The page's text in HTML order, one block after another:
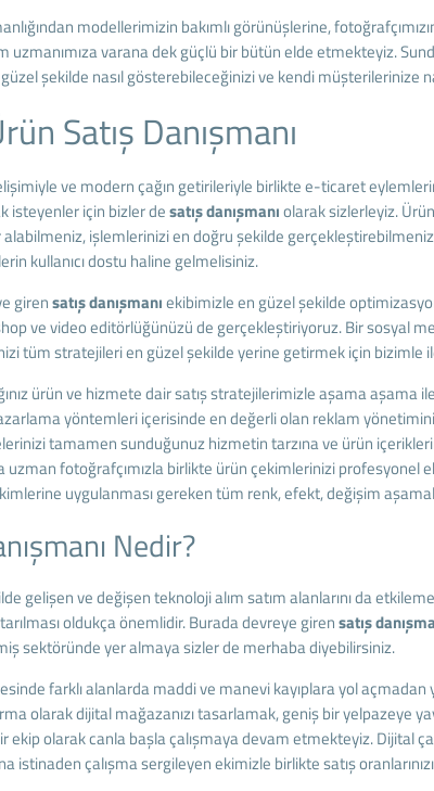
modellerimizin bakımlı görünüşlerine,
uzmanımıza varana dek güçlü bir bütün elde etmekteyiz.
şekilde nasıl gösterebileceğinizi ve kendi müşterilerinize
Satış Danışmanı
ve modern çağın getirileriyle birlikte e-ticaret
isteyenler için bizler desatış danışmanıolarak sizlerleyiz.
işlemlerinizi en doğru şekilde
kullanıcı dostu haline gelmelisiniz.
girensatış danışmanıekibimizle en güzel şekilde
ve video editörlüğünüzü de gerçekleştiriyoruz. Bir sosyal
tüm stratejileri en güzel şekilde yerine getirmek için
ürün ve hizmete dair satış stratejilerimizle aşama
yöntemleri içerisinde en değerli olan reklam
tamamen sunduğunuz hizmetin tarzına ve ürün
uzman fotoğrafçımızla birlikte ürün çekimlerinizi profesyonel
uygulanması gereken tüm renk, efekt, değişim
Nedir?
gelişen ve değişen teknoloji alım satım alanlarını da
oldukça önemlidir. Burada devreye girensatış
sektöründe yer almaya sizler de merhaba diyebilirsiniz.
farklı alanlarda maddi ve manevi kayıplara yol
olarak dijital mağazanızı tasarlamak, geniş bir
ekip olarak canla başla çalışmaya devam etmekteyiz.
istinaden çalışma sergileyen ekimizle birlikte satış